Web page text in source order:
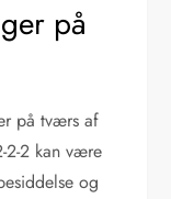
på
på tværs af
2-2 kan være
og